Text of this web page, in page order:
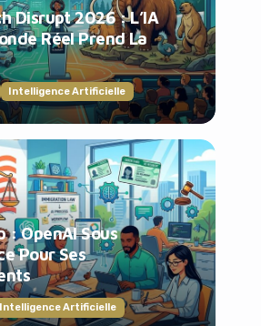
Disrupt 2026 : L’IA
Réel Prend La
Intelligence Artificielle
: OpenAI Sous
Pour Ses
Intelligence Artificielle